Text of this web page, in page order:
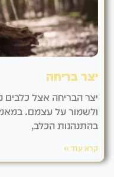
יצר בריחה
יצר הבריחה אצל כלבים
ולשמור על עצמם.
בהתנהגות הכלב,
קרא עוד »